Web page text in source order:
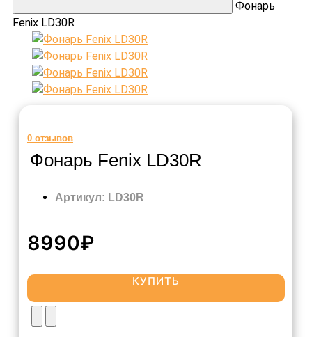
Фонарь
Fenix LD30R
0 отзывов
Фонарь Fenix LD30R
Артикул: LD30R
8990₽
КУПИТЬ